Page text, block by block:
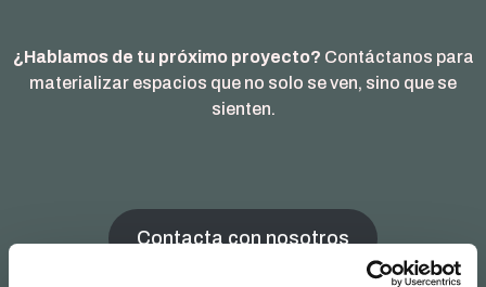
¿Hablamos de tu próximo proyecto? Contáctanos para
materializar espacios que no solo se ven, sino que se
sienten.
Contacta con nosotros